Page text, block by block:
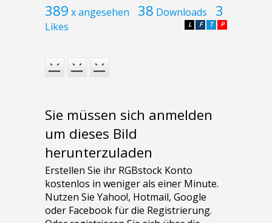
389 x angesehen 38 Downloads 3
Likes P
T
F
L
Sie müssen sich anmelden
um dieses Bild
herunterzuladen